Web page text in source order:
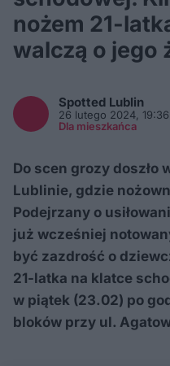
nożem 21-
walczą o jego
Spotted Lublin
26 lutego 2024, 19:36
Dla mieszkańca
Do scen grozy doszło
Lublinie, gdzie
Podejrzany o
już wcześniej
być zazdrość o
21-latka na klatce
w piątek (23.02) po
bloków przy ul.